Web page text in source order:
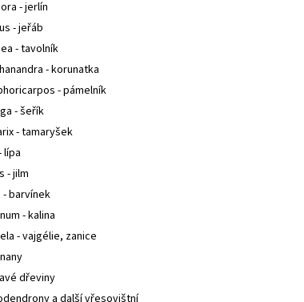
- jerlín
- jeřáb
- tavolník
- korunatka
- pámelník
- šeřík
- tamaryšek
lípa
- jilm
- barvínek
- kalina
- vajgélie, zanice
dřeviny
a další vřesovištní